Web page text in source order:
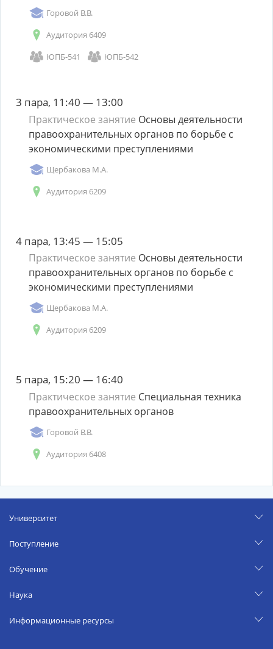
Горовой В.В.
Аудитория 6409
ЮПБ-541
ЮПБ-542
3 пара, 11:40 — 13:00
Практическое занятие Основы деятельности
правоохранительных органов по борьбе с
экономическими преступлениями
Щербакова М.А.
Аудитория 6209
4 пара, 13:45 — 15:05
Практическое занятие Основы деятельности
правоохранительных органов по борьбе с
экономическими преступлениями
Щербакова М.А.
Аудитория 6209
5 пара, 15:20 — 16:40
Практическое занятие Специальная техника
правоохранительных органов
Горовой В.В.
Аудитория 6408
Университет
Поступление
Обучение
Наука
Информационные ресурсы